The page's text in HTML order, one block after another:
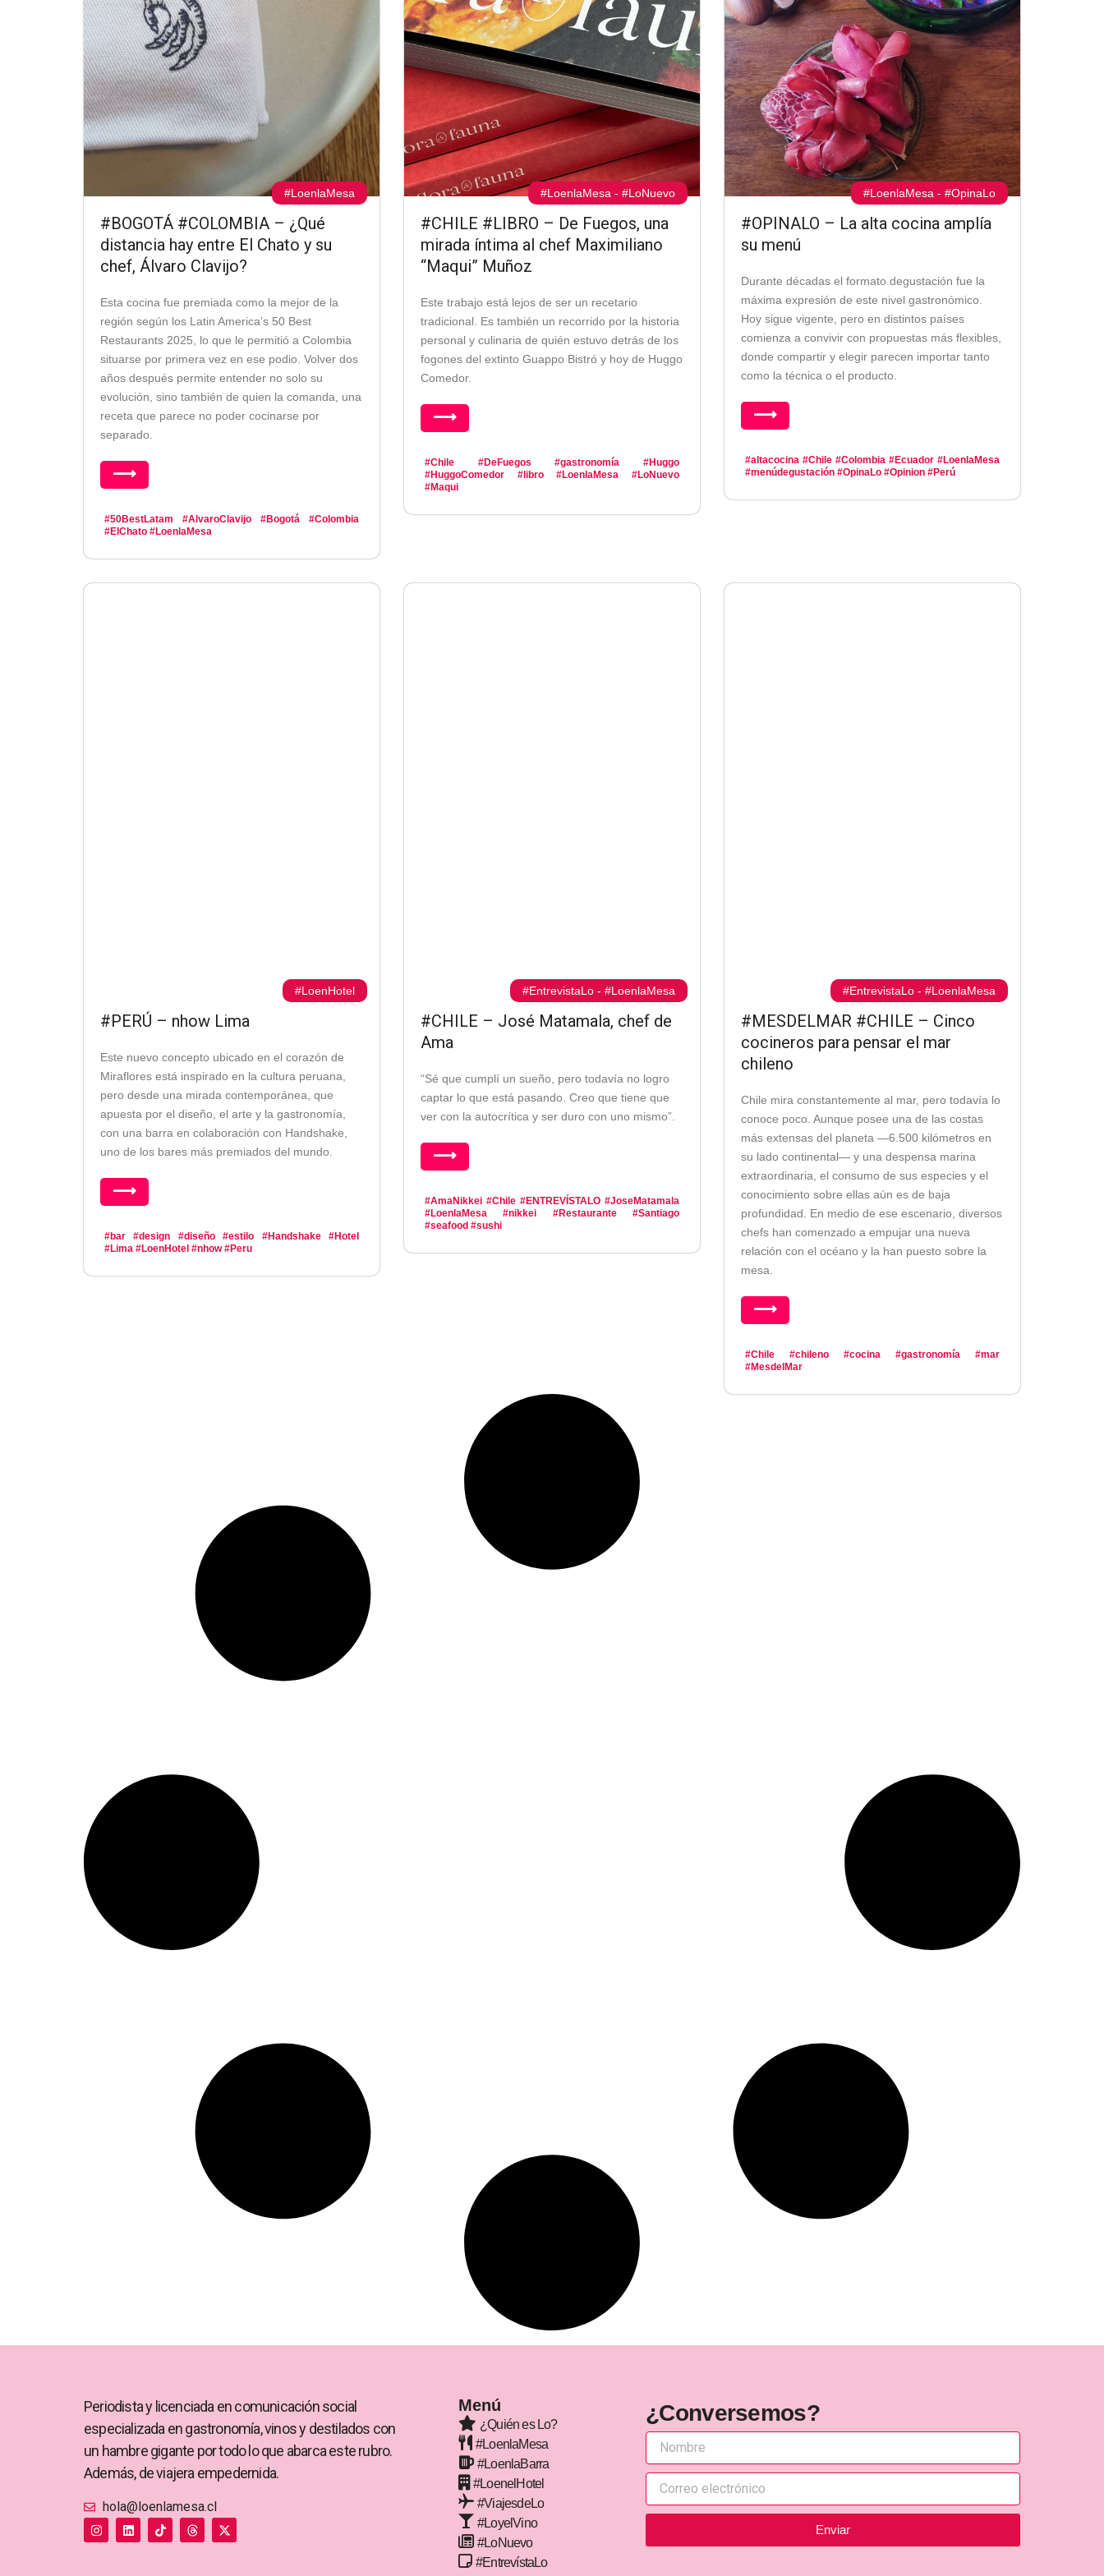
#LoenlaMesa
#BOGOTÁ #COLOMBIA – ¿Qué
distancia hay entre El Chato y su
chef, Álvaro Clavijo?
Esta cocina fue premiada como la mejor de la
región según los Latin America’s 50 Best
Restaurants 2025, lo que le permitió a Colombia
situarse por primera vez en ese podio. Volver dos
años después permite entender no solo su
evolución, sino también de quien la comanda, una
receta que parece no poder cocinarse por
separado.
⟶
#50BestLatam #AlvaroClavijo #Bogotá
#Colombia
#ElChato #LoenlaMesa
#LoenlaMesa - #LoNuevo
#CHILE #LIBRO – De Fuegos, una
mirada íntima al chef Maximiliano
“Maqui” Muñoz
Este trabajo está lejos de ser un recetario
tradicional. Es también un recorrido por la historia
personal y culinaria de quién estuvo detrás de los
fogones del extinto Guappo Bistró y hoy de Huggo
Comedor.
⟶
#Chile #DeFuegos #gastronomía
#Huggo
#HuggoComedor
#libro #LoenlaMesa
#LoNuevo
#Maqui
#LoenlaMesa - #OpinaLo
#OPINALO – La alta cocina amplía
su menú
Durante décadas el formato degustación fue la
máxima expresión de este nivel gastronómico.
Hoy sigue vigente, pero en distintos países
comienza a convivir con propuestas más flexibles,
donde compartir y elegir parecen importar tanto
como la técnica o el producto.
⟶
#altacocina #Chile #Colombia #Ecuador #LoenlaMesa
#menúdegustación #OpinaLo #Opinion #Perú
#LoenHotel
#PERÚ – nhow Lima
Este nuevo concepto ubicado en el corazón de
Miraflores está inspirado en la cultura peruana,
pero desde una mirada contemporánea, que
apuesta por el diseño, el arte y la gastronomía,
con una barra en colaboración con Handshake,
uno de los bares más premiados del mundo.
⟶
#bar #design #diseño #estilo #Handshake
#Hotel
#Lima #LoenHotel #nhow #Peru
#EntrevistaLo - #LoenlaMesa
#CHILE – José Matamala, chef de
Ama
“Sé que cumplí un sueño, pero todavía no logro
captar lo que está pasando. Creo que tiene que
ver con la autocrítica y ser duro con uno mismo”.
⟶
#AmaNikkei #Chile #ENTREVÍSTALO #JoseMatamala
#LoenlaMesa
#nikkei #Restaurante
#Santiago
#seafood #sushi
#EntrevistaLo - #LoenlaMesa
#MESDELMAR #CHILE – Cinco
cocineros para pensar el mar
chileno
Chile mira constantemente al mar, pero todavía lo
conoce poco. Aunque posee una de las costas
más extensas del planeta —6.500 kilómetros en
su lado continental— y una despensa marina
extraordinaria, el consumo de sus especies y el
conocimiento sobre ellas aún es de baja
profundidad. En medio de ese escenario, diversos
chefs han comenzado a empujar una nueva
relación con el océano y la han puesto sobre la
mesa.
⟶
#Chile #chileno #cocina #gastronomía
#mar
#MesdelMar
Periodista y licenciada en comunicación social
especializada en gastronomía, vinos y destilados con
un hambre gigante por todo lo que abarca este rubro.
Además, de viajera empedernida.
hola@loenlamesa.cl
I
n
L
i
T
i
T
h
X
-
Menú
¿Quién es Lo?
#LoenlaMesa
#LoenlaBarra
#LoenelHotel
#ViajesdeLo
#LoyelVino
#LoNuevo
#EntrevístaLo
¿Conversemos?
Enviar